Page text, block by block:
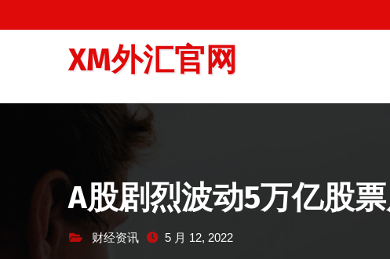
至
XM外汇官网
A股剧烈波动5万亿股
财经资讯 5 月 12, 2022